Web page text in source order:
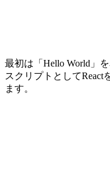
最初は「Hello World」
スクリプトとして
ます。